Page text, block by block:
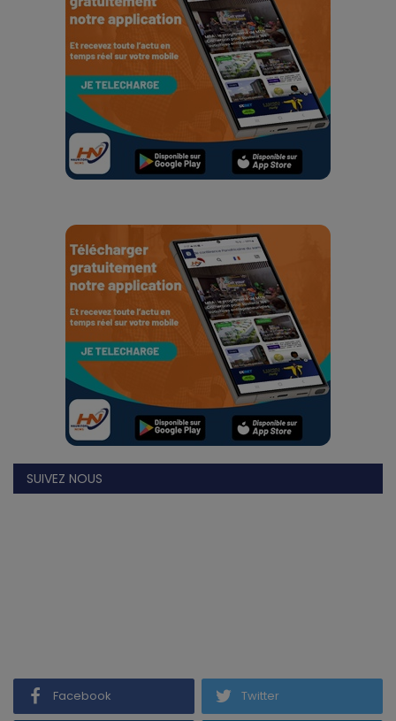
Voyages
LifeStyle
Échos des collectivités
English Francais
SUIVEZ NOUS
Facebook Twitter